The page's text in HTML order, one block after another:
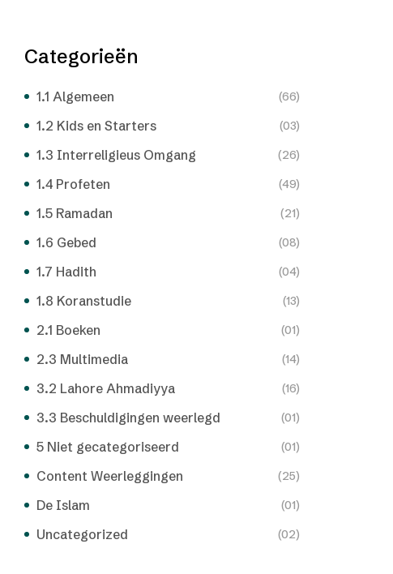
Categorieën
1.1 Algemeen (66)
1.2 Kids en Starters (03)
1.3 Interreligieus Omgang (26)
1.4 Profeten (49)
1.5 Ramadan (21)
1.6 Gebed (08)
1.7 Hadith (04)
1.8 Koranstudie (13)
2.1 Boeken (01)
2.3 Multimedia (14)
3.2 Lahore Ahmadiyya (16)
3.3 Beschuldigingen weerlegd (01)
5 Niet gecategoriseerd (01)
Content Weerleggingen (25)
De Islam (01)
Uncategorized (02)